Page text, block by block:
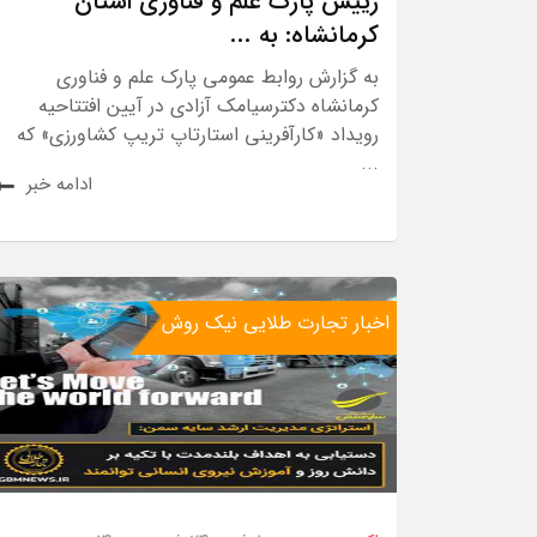
کرمانشاه: به ...
به گزارش روابط عمومی پارک علم و فناوری
کرمانشاه دکترسیامک آزادی در آیین افتتاحیه
رویداد «کارآفرینی استارتاپ تریپ کشاورزی» که
...
ادامه خبر
اخبار تجارت طلایی نیک روش